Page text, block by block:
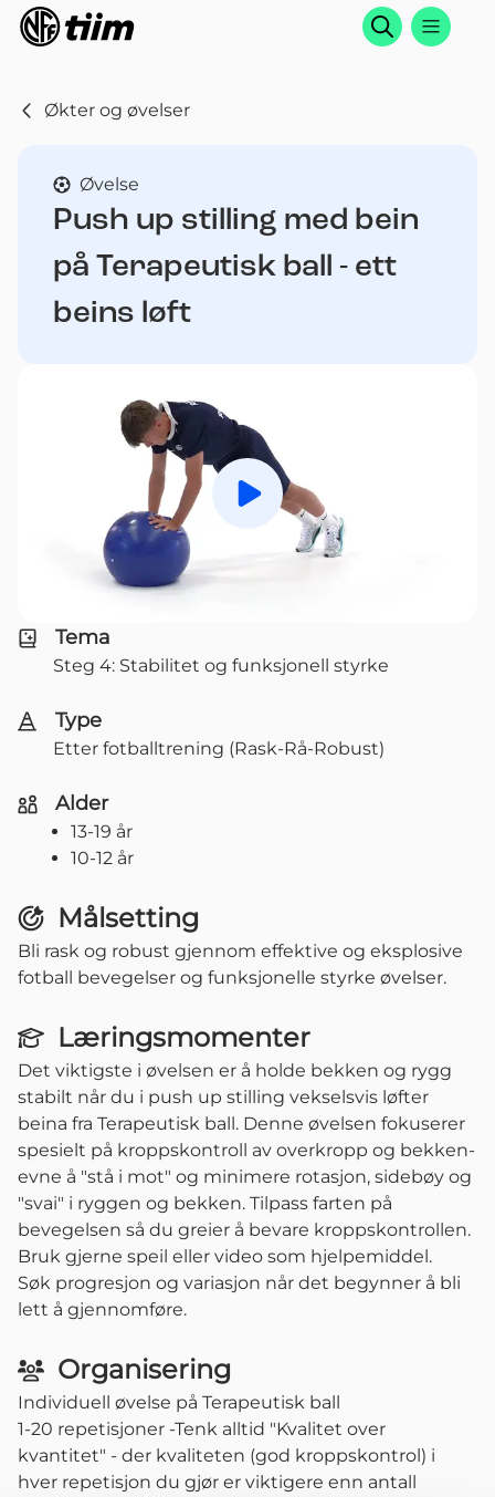
Søk
Økter og øvelser
Øvelse
Push up stilling med bein
på Terapeutisk ball - ett
beins løft
Spill av
Tema
Steg 4: Stabilitet og funksjonell styrke
Type
Etter fotballtrening (Rask-Rå-Robust)
Alder
13-19 år
10-12 år
Målsetting
Bli rask og robust gjennom effektive og eksplosive
fotball bevegelser og funksjonelle styrke øvelser.
Læringsmomenter
Det viktigste i øvelsen er å holde bekken og rygg
stabilt når du i push up stilling vekselsvis løfter
beina fra Terapeutisk ball. Denne øvelsen fokuserer
spesielt på kroppskontroll av overkropp og bekken-
evne å "stå i mot" og minimere rotasjon, sidebøy og
"svai" i ryggen og bekken. Tilpass farten på
bevegelsen så du greier å bevare kroppskontrollen.
Bruk gjerne speil eller video som hjelpemiddel.
Søk progresjon og variasjon når det begynner å bli
lett å gjennomføre.
Organisering
Individuell øvelse på Terapeutisk ball
1-20 repetisjoner -Tenk alltid "Kvalitet over
kvantitet" - der kvaliteten (god kroppskontrol) i
hver repetisjon du gjør er viktigere enn antall